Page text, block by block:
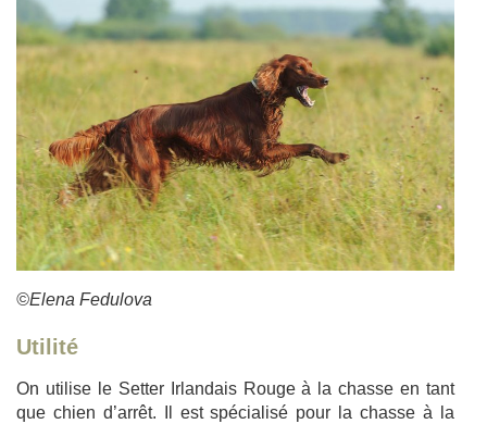
©Elena Fedulova
Utilité
On utilise le Setter Irlandais Rouge à la chasse en tant
que chien d’arrêt. Il est spécialisé pour la chasse à la